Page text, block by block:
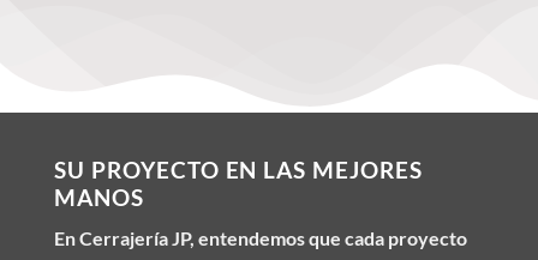
SU PROYECTO EN LAS MEJORES
MANOS
En Cerrajería JP, entendemos que cada proyecto